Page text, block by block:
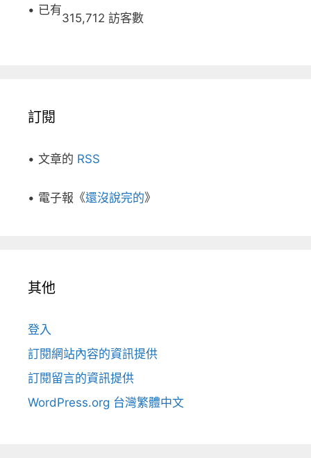
• 已有
315,712 訪客數
訂閱
• 文章的 RSS
• 電子報《還沒說完的》
其他
登入
訂閱網站內容的資訊提供
訂閱留言的資訊提供
WordPress.org 台灣繁體中文